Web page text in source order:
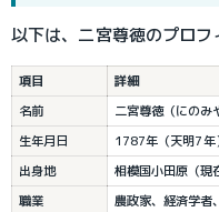
以下は、二宮尊徳のプロフ
項目
詳細
名前
二宮尊徳（にのみ
生年月日
1787年（天明7年
出身地
相模国小田原（現
職業
農政家、経済学者